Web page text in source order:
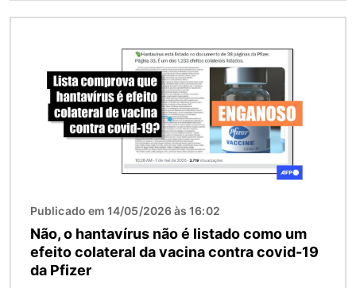
Publicado em 14/05/2026 às 16:02
Não, o hantavírus não é listado como um
efeito colateral da vacina contra covid-19
da Pfizer